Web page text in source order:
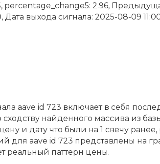
percentage_change5: 2.96,
выхода сигнала: 2025-08-09
aave id 723 включает в себя
найденного массива из
и дату что были на 1 свечу
для aave id 723 представлены на
реальный паттерн цены.